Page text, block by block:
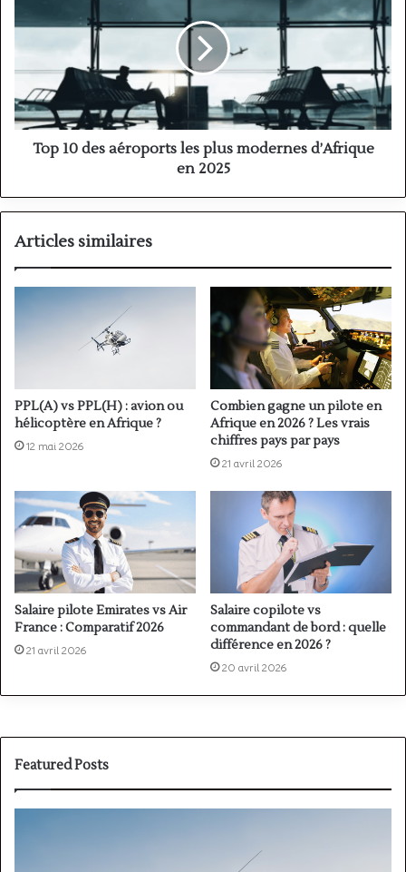
des
aéroports
les
plus
modernes
d’Afrique
en
2025
Top 10 des aéroports les plus modernes d’Afrique
en 2025
Articles similaires
PPL(A) vs PPL(H) : avion ou
hélicoptère en Afrique ?
12 mai 2026
Combien gagne un pilote en
Afrique en 2026 ? Les vrais
chiffres pays par pays
21 avril 2026
Salaire pilote Emirates vs Air
France : Comparatif 2026
21 avril 2026
Salaire copilote vs
commandant de bord : quelle
différence en 2026 ?
20 avril 2026
Featured Posts
PPL(A)